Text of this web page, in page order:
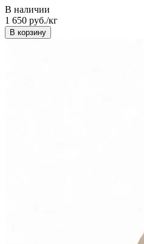
В наличии
1 650 руб./кг